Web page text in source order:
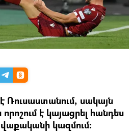
Ռուսաստանում, սակայն
է կայացրել հանդես
կազմում։